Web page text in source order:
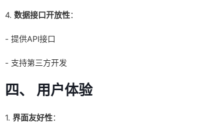
4. 数据接口开放性：
- 提供API接口
- 支持第三方开发
四、 用户体验
1. 界面友好性：